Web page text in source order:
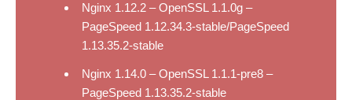
Nginx 1.12.2 – OpenSSL 1.1.0g –
PageSpeed 1.12.34.3-stable/PageSpeed
1.13.35.2-stable
Nginx 1.14.0 – OpenSSL 1.1.1-pre8 –
PageSpeed 1.13.35.2-stable